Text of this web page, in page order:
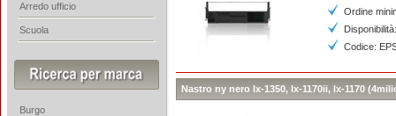
Ordine
Codice:
Nastro ny nero lx-1350, lx-1170ii, lx-1170
Arredo ufficio
Scuola
Burgo